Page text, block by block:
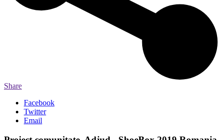
Share
Facebook
Twitter
Email